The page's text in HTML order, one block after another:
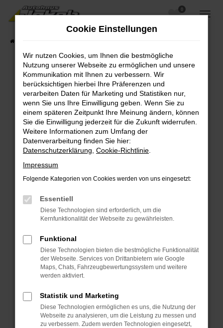
Zum
Hauptinhalt
0
Fehler: Network Error
Beim Laden ist ein Fehler aufgetreten.
Hier sind ein paar Tipps, die dir helfen können:
Überprüfe deine Firewall und deine
Internetverbindung.
Laden andere Webseiten, zum Beispiel deine
Suchmaschine?
Prüfe deine Browsererweiterungen.
Manche Erweiterungen, wie Werbeblocker,
können das Laden bestimmter Seiten
verhindern. Funktioniert die Seite in einem
Fenster?
Starte dein Gerät neu.
Das kann manchmal helfen, vorübergehende
Probleme zu beheben.
Betriebssystem auf dem neuesten Stand
sind.
Veraltete Software birgt nicht nur ein
Cookie Einstellungen
Wir nutzen Cookies, um Ihnen die bestmögliche
Nutzung unserer Webseite zu ermöglichen und unsere
Kommunikation mit Ihnen zu verbessern. Wir
berücksichtigen hierbei Ihre Präferenzen und
verarbeiten Daten für Marketing und Statistiken nur,
wenn Sie uns Ihre Einwilligung geben. Wenn Sie zu
einem späteren Zeitpunkt Ihre Meinung ändern, können
Sie die Einwilligung jederzeit für die Zukunft widerrufen.
Weitere Informationen zum Umfang der
Datenverarbeitung finden Sie hier:
Datenschutzerklärung Cookie-Richtlinie
Impressum
Folgende Kategorien von Cookies werden von uns eingesetzt:
Essentiell
Diese Technologien sind erforderlich, um die
Kernfunktionalität der Webseite zu gewährleisten.
Funktional
Diese Technologien bieten die bestmögliche Funktionalität
der Webseite. Services von Drittanbietern wie Google
Maps, Chats, Fahrzeugbewertungssystem und weitere
werden aktiviert.
Statistik und Marketing
Diese Technologien ermöglichen es uns, die Nutzung der
Webseite zu analysieren, um die Leistung zu messen und
zu verbessern. Zudem werden Technologien eingesetzt,